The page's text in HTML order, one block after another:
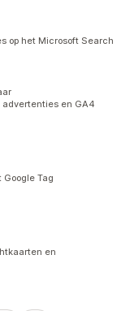
op het Microsoft Search
en GA4
Google Tag
en